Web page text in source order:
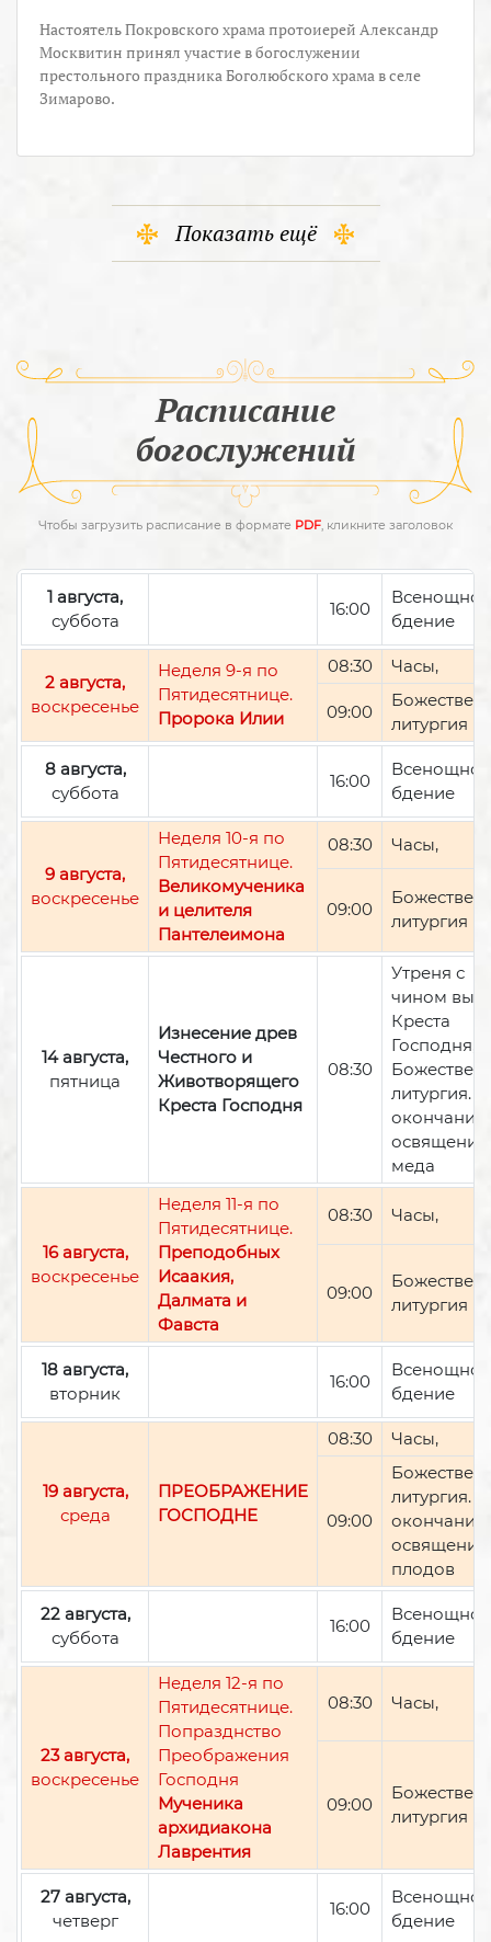
Настоятель Покровского храма протоиерей Александр
Москвитин принял участие в богослужении
престольного праздника Боголюбского храма в селе
Зимарово.
Показать ещё
Расписание
богослужений
Чтобы загрузить расписание в формате PDF, кликните заголовок
1 августа,
суббота
16:00
Всенощное
бдение
2 августа,
воскресенье
Неделя 9-я по
Пятидесятнице.
Пророка Илии
08:30 Часы,
09:00
литургия
8 августа,
суббота
16:00
Всенощное
бдение
9 августа,
воскресенье
Неделя 10-я по
Пятидесятнице.
Великомученика
и целителя
Пантелеимона
08:30 Часы,
09:00
литургия
14 августа,
пятница
Изнесение древ
Честного и
Животворящего
Креста Господня
08:30
Утреня с
чином
Креста
Господня,
литургия.
окончании
освящение
меда
16 августа,
воскресенье
Неделя 11-я по
Пятидесятнице.
Преподобных
Исаакия,
Далмата и
Фавста
08:30 Часы,
09:00
литургия
18 августа,
вторник
16:00
Всенощное
бдение
19 августа,
среда
ПРЕОБРАЖЕНИЕ
ГОСПОДНЕ
08:30 Часы,
09:00
литургия.
окончании
освящение
плодов
22 августа,
суббота
16:00
Всенощное
бдение
23 августа,
воскресенье
Неделя 12-я по
Пятидесятнице.
Попразднство
Преображения
Господня
Мученика
архидиакона
Лаврентия
08:30 Часы,
09:00
литургия
27 августа,
четверг
16:00
Всенощное
бдение